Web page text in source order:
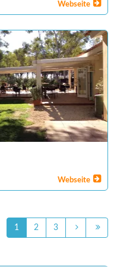
Webseite
Webseite
1 2 3